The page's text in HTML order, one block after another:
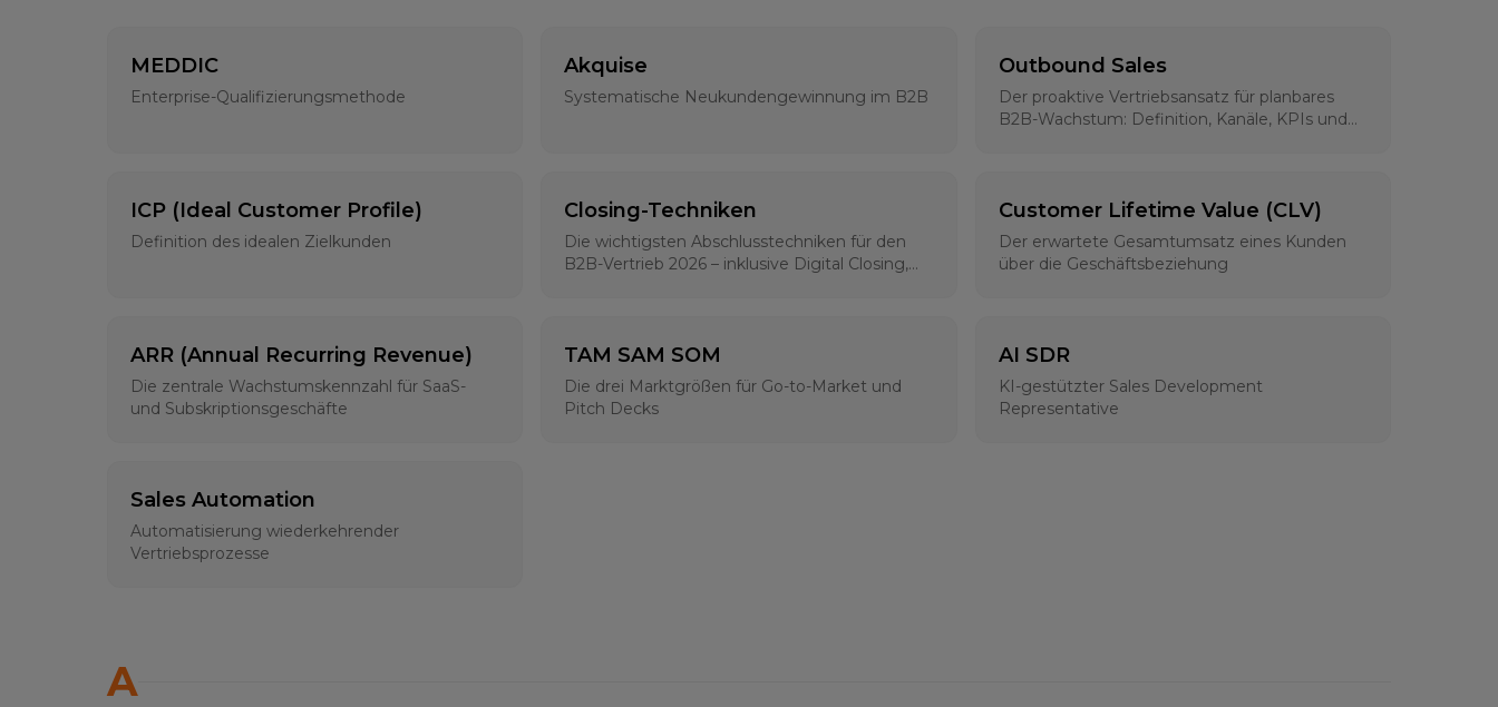
MEDDIC
Enterprise-Qualifizierungsmethode
Akquise
Systematische Neukundengewinnung im B2B
Outbound Sales
Der proaktive Vertriebsansatz für planbares
B2B-Wachstum: Definition, Kanäle, KPIs und
ICP (Ideal Customer Profile)
Definition des idealen Zielkunden
Closing-Techniken
Die wichtigsten Abschlusstechniken für den
B2B-Vertrieb 2026 – inklusive Digital Closing,
Customer Lifetime Value (CLV)
Der erwartete Gesamtumsatz eines Kunden
über die Geschäftsbeziehung
ARR (Annual Recurring Revenue)
Die zentrale Wachstumskennzahl für SaaS-
und Subskriptionsgeschäfte
TAM SAM SOM
Die drei Marktgrößen für Go-to-Market und
Pitch Decks
AI SDR
KI-gestützter Sales Development
Representative
Sales Automation
Automatisierung wiederkehrender
Vertriebsprozesse
A